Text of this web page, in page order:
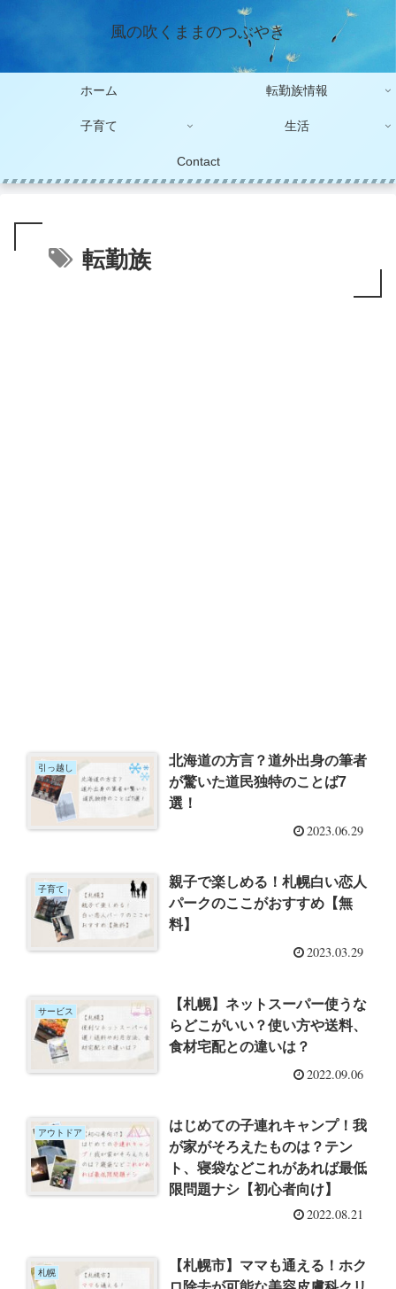
風の吹くままのつぶやき
ホーム 転勤族情報
子育て 生活
Contact
転勤族
引っ越し
北海道の方言？道外出身の筆者
が驚いた道民独特のことば7
選！
2023.06.29
子育て
親子で楽しめる！札幌白い恋人
パークのここがおすすめ【無
料】
2023.03.29
サービス
【札幌】ネットスーパー使うな
らどこがいい？使い方や送料、
食材宅配との違いは？
2022.09.06
アウトドア
はじめての子連れキャンプ！我
が家がそろえたものは？テン
ト、寝袋などこれがあれば最低
限問題ナシ【初心者向け】
2022.08.21
札幌
【札幌市】ママも通える！ホク